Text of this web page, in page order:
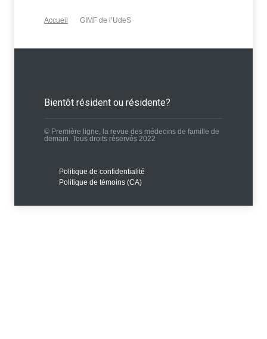
Accueil GIMF de l’UdeS
Bientôt résident ou résidente?
© Première ligne, la revue des médecins de famille de
demain. Tous droits réservés 2022
Politique de confidentialité
Politique de témoins (CA)